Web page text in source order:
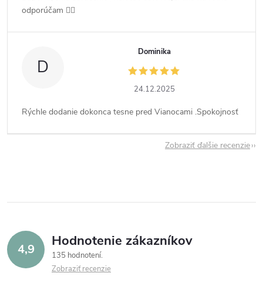
odporúčam 👍🏻
D
Dominika
24.12.2025
Rýchle dodanie dokonca tesne pred Vianocami .Spokojnosť
Zobraziť ďalšie recenzie
4,9 Hodnotenie zákazníkov
135 hodnotení
Zobraziť recenzie